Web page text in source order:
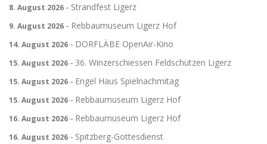
8. August 2026– Strandfest Ligerz
9. August 2026– Rebbaumuseum Ligerz Hof
14. August 2026– DORFLÄBE OpenAir-Kino
15. August 2026– 36. Winzerschiessen Feldschützen Ligerz
15. August 2026– Engel Haus Spielnachmitag
15. August 2026– Rebbaumuseum Ligerz Hof
16. August 2026– Rebbaumuseum Ligerz Hof
16. August 2026– Spitzberg-Gottesdienst